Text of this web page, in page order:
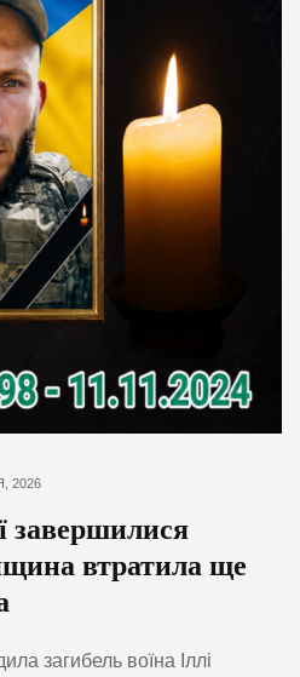
2026
завершилися
втратила ще
загибель воїна Іллі